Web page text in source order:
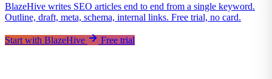
BlazeHive writes SEO articles end to end from a single keyword.
Outline, draft, meta, schema, internal links. Free trial, no card.
Start with BlazeHive Free trial